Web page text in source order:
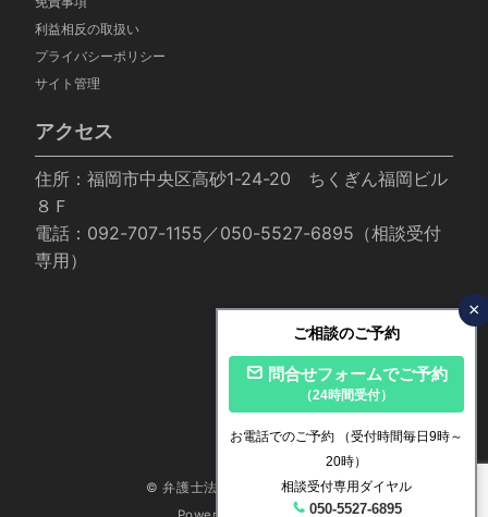
利益相反の取扱い
プライバシーポリシー
サイト管理
アクセス
住所：福岡市中央区高砂1-24-20 ちくぎん福岡ビル
８Ｆ
電話：092-707-1155／050-5527-6895（相談受付
専用）
ご相談のご予約
×
問合せフォームでご予約
（24時間受付）
お電話でのご予約
（受付時間毎日9時～
20時）
相談受付専用ダイヤル
050-5527-6895
© 弁護士法人いかり法律事務所